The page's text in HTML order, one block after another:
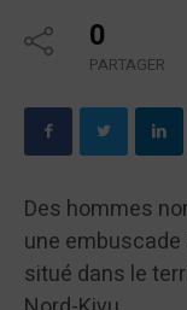
0
PARTAGER
Des hommes
une
situé dans le